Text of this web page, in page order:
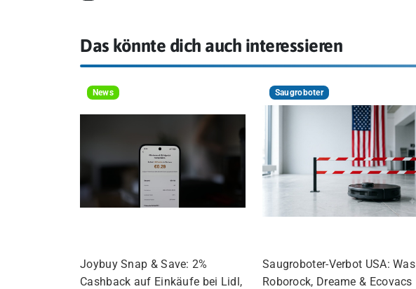
Das könnte dich auch interessieren
News
Joybuy Snap & Save: 2%
Cashback auf Einkäufe bei Lidl,
Saugroboter
Saugroboter-Verbot USA: Was
Roborock, Dreame & Ecovacs